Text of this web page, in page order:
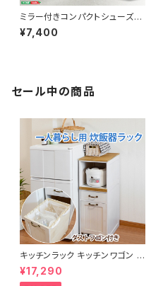
ミラー付きコンパクトシューズラ
ック 幅29 シューズボックス シ
ューズラック 下駄箱 靴箱 玄関
¥7,400
セール中の商品
キッチンラック キッチンワゴン キ
ャスター付き 収納ラック 一人暮
らし スリムキッチンラック 幅30
¥17,290